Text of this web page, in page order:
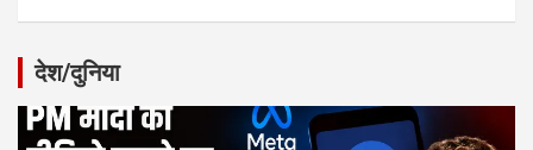
देश/दुनिया